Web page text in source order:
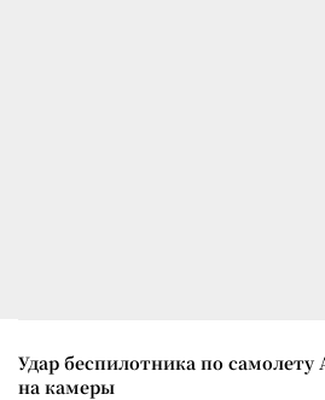
Удар беспилотника по
на камеры